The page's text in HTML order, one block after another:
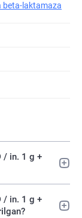
beta-laktamaza
/ in. 1 g +
/ in. 1 g +